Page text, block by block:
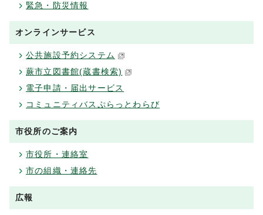
緊急・防災情報
オンラインサービス
公共施設予約システム
蕨市立図書館(蔵書検索)
電子申請・届出サービス
コミュニティバスぷらっとわらび
市役所のご案内
市役所・連絡室
市の組織・連絡先
広報